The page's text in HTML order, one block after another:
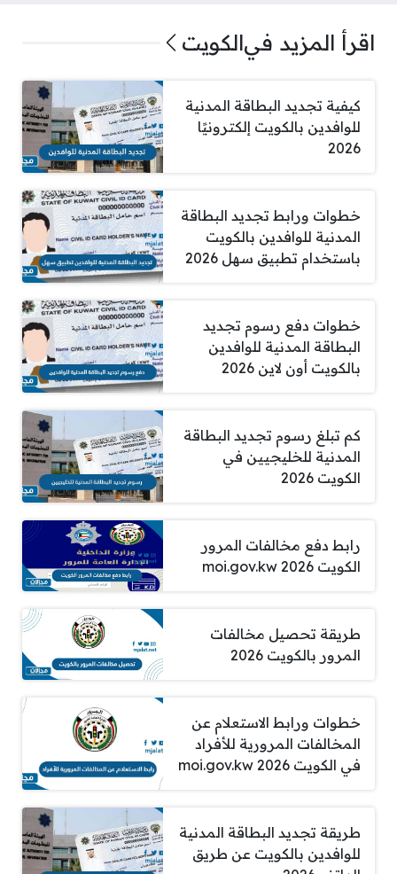
اقرأ المزيد فيالكويت
كيفية تجديد البطاقة المدنية
للوافدين بالكويت إلكترونيًا
2026
خطوات ورابط تجديد البطاقة
المدنية للوافدين بالكويت
باستخدام تطبيق سهل 2026
خطوات دفع رسوم تجديد
البطاقة المدنية للوافدين
بالكويت أون لاين 2026
كم تبلغ رسوم تجديد البطاقة
المدنية للخليجيين في
الكويت 2026
رابط دفع مخالفات المرور
الكويت 2026 moi.gov.kw
طريقة تحصيل مخالفات
المرور بالكويت 2026
خطوات ورابط الاستعلام عن
المخالفات المرورية للأفراد
في الكويت 2026 moi.gov.kw
طريقة تجديد البطاقة المدنية
للوافدين بالكويت عن طريق